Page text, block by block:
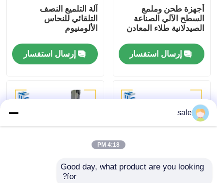
مراقبة الجودة
اتصل بنا
القضايا
أجهزة طحن وملمع
السطح الآلي الصناعة
الصيدلانية طلاء المعادن
إرسال استفسار
آلة التلميع النصف
التلقائي للنحاس
الألومنيوم
إرسال استفسار
الرأس البيضاوي
sale
4:18 PM
Good day, what product are you looking
for?